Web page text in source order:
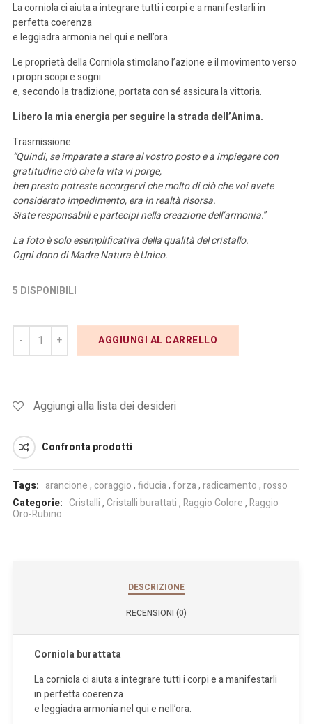
La corniola ci aiuta a integrare tutti i corpi e a manifestarli in
perfetta coerenza
e leggiadra armonia nel qui e nell’ora.
Le proprietà della Corniola stimolano l’azione e il movimento verso
i propri scopi e sogni
e, secondo la tradizione, portata con sé assicura la vittoria.
Libero la mia energia per seguire la strada dell’Anima.
Trasmissione:
“Quindi, se imparate a stare al vostro posto e a impiegare con
gratitudine ciò che la vita vi porge,
ben presto potreste accorgervi che molto di ciò che voi avete
considerato impedimento, era in realtà risorsa.
Siate responsabili e partecipi nella creazione dell’armonia.”
La foto è solo esemplificativa della qualità del cristallo.
Ogni dono di Madre Natura è Unico.
5 DISPONIBILI
AGGIUNGI AL CARRELLO
Aggiungi alla lista dei desideri
Confronta prodotti
Tags: arancione, coraggio,fiducia,forza,radicamento,rosso
Categorie: Cristalli,Cristalli burattati,Raggio Colore,Raggio
Oro-Rubino
DESCRIZIONE
RECENSIONI (0)
Corniola burattata
La corniola ci aiuta a integrare tutti i corpi e a manifestarli
in perfetta coerenza
e leggiadra armonia nel qui e nell’ora.